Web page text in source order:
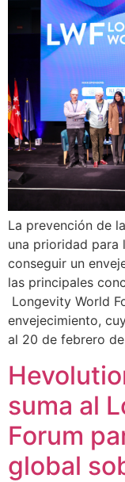
La prevención de
una prioridad para
conseguir un
las principales
Longevity World
envejecimiento,
al 20 de febrero
suma al
Forum
global